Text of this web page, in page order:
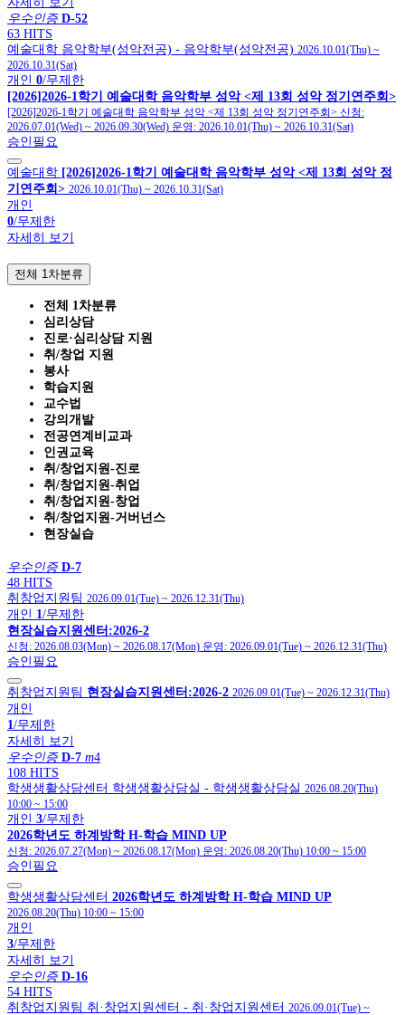
우수인증 D-52
63 HITS
예술대학 음악학부(성악전공) - 음악학부(성악전공) 2026.10.01(Thu) ~
2026.10.31(Sat)
개인 0/무제한
[2026]2026-1학기 예술대학 음악학부 성악 <제 13회 성악 정기연주회>
[2026]2026-1학기 예술대학 음악학부 성악 <제 13회 성악 정기연주회> 신청:
2026.07.01(Wed) ~ 2026.09.30(Wed) 운영: 2026.10.01(Thu) ~ 2026.10.31(Sat)
승인필요
예술대학 [2026]2026-1학기 예술대학 음악학부 성악 <제 13회 성악 정
기연주회> 2026.10.01(Thu) ~ 2026.10.31(Sat)
개인
0/무제한
자세히 보기
전체 1차분류
전체 1차분류
심리상담
진로·심리상담 지원
취/창업 지원
봉사
학습지원
교수법
강의개발
전공연계비교과
인권교육
취/창업지원-진로
취/창업지원-취업
취/창업지원-창업
취/창업지원-거버넌스
현장실습
우수인증 D-7
48 HITS
취창업지원팀 2026.09.01(Tue) ~ 2026.12.31(Thu)
개인 1/무제한
현장실습지원센터:2026-2
신청: 2026.08.03(Mon) ~ 2026.08.17(Mon) 운영: 2026.09.01(Tue) ~ 2026.12.31(Thu)
승인필요
취창업지원팀 현장실습지원센터:2026-2 2026.09.01(Tue) ~ 2026.12.31(Thu)
개인
1/무제한
자세히 보기
우수인증 D-7 m4
108 HITS
학생생활상담센터 학생생활상담실 - 학생생활상담실 2026.08.20(Thu)
10:00 ~ 15:00
개인 3/무제한
2026학년도 하계방학 H-학습 MIND UP
신청: 2026.07.27(Mon) ~ 2026.08.17(Mon) 운영: 2026.08.20(Thu) 10:00 ~ 15:00
승인필요
학생생활상담센터 2026학년도 하계방학 H-학습 MIND UP
2026.08.20(Thu) 10:00 ~ 15:00
개인
3/무제한
자세히 보기
우수인증 D-16
54 HITS
취창업지원팀 취·창업지원센터 - 취·창업지원센터 2026.09.01(Tue) ~